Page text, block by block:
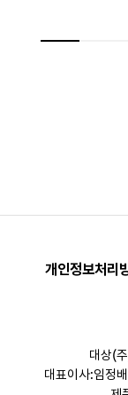
개인정보처리
대상(
대표이사:임정배